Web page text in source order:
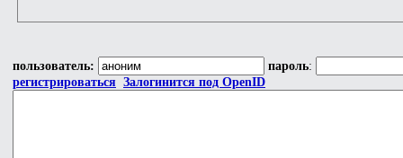
пользователь: пароль:
регистрироваться Залогинится под OpenID